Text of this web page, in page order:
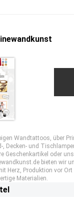
Wandtattoos, über
, Decken- und
Geschenkartikel oder
bieten wir
Herz, Produktion vor Ort
Materialien.